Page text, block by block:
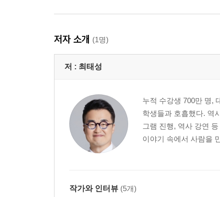
저자 소개 (1명)
저 : 최태성
누적 수강생 700만 명,
학생들과 호흡했다. 역
그램 진행, 역사 강연
이야기 속에서 사람을
작가와 인터뷰 (5개)